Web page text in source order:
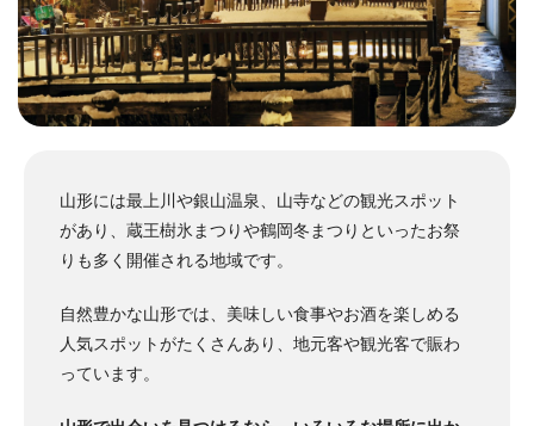
山形には最上川や銀山温泉、山寺などの観光スポット
があり、蔵王樹氷まつりや鶴岡冬まつりといったお祭
りも多く開催される地域です。
自然豊かな山形では、美味しい食事やお酒を楽しめる
人気スポットがたくさんあり、地元客や観光客で賑わ
っています。